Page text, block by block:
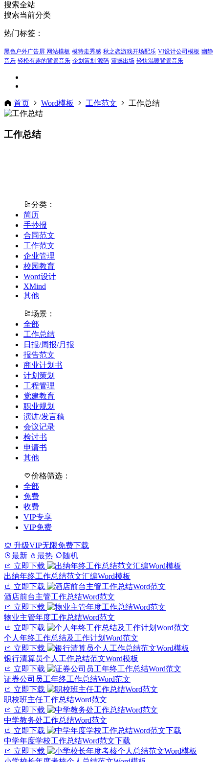
搜索全站
搜索当前分类
热门标签：
黑色户外广告屏 网站模板 模特走秀感 秋之恋游戏开场配乐 VI设计公司模板 幽静
音乐 轻松有趣的背景音乐 企划策划 源码 震撼出场 轻快温暖背景音乐
首页 Word模板 工作范文 工作总结
工作总结
分类：
简历
手抄报
合同范文
工作范文
企业管理
校园教育
Word设计
XMind
其他
场景：
全部
工作总结
日报/周报/月报
报告范文
商业计划书
计划策划
工程管理
党建教育
职业规划
演讲/发言稿
会议记录
检讨书
申请书
其他
价格筛选：
全部
免费
收费
VIP专享
VIP免费
升级VIP无限免费下载
最新
最热
随机
立即下载
出纳年终工作总结范文汇编Word模板
立即下载
酒店前台主管工作总结Word范文
立即下载
物业主管年度工作总结Word范文
立即下载
个人年终工作总结及工作计划Word范文
立即下载
银行清算员个人工作总结范文Word模板
立即下载
证券公司员工年终工作总结Word范文
立即下载
职校班主任工作总结Word范文
立即下载
中学教务处工作总结Word范文
立即下载
中学年度学校工作总结Word范文下载
立即下载